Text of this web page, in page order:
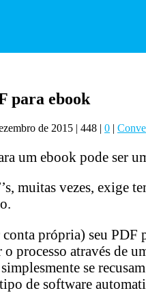
para ebook
de 2015 | 448 | 0 |
um ebook pode ser
muitas vezes, exige
própria) seu PDF
processo através de
se
de software